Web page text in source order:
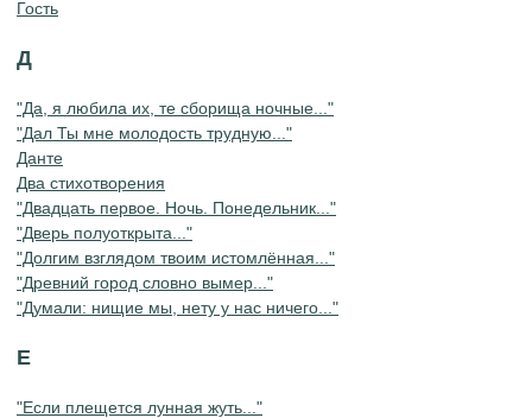
Гость
Д
"Да, я любила их, те сборища ночные..."
"Дал Ты мне молодость трудную..."
Данте
Два стихотворения
"Двадцать первое. Ночь. Понедельник..."
"Дверь полуоткрыта..."
"Долгим взглядом твоим истомлённая..."
"Древний город словно вымер..."
"Думали: нищие мы, нету у нас ничего..."
Е
"Если плещется лунная жуть..."